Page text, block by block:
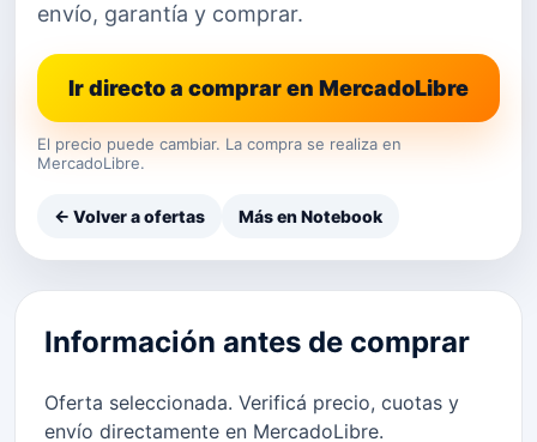
envío, garantía y comprar.
Ir directo a comprar en MercadoLibre
El precio puede cambiar. La compra se realiza en
MercadoLibre.
← Volver a ofertas Más en Notebook
Información antes de comprar
Oferta seleccionada. Verificá precio, cuotas y
envío directamente en MercadoLibre.